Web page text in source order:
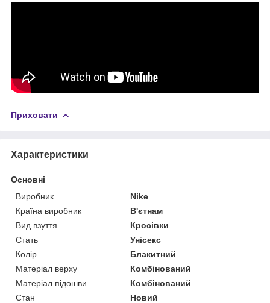
Приховати
Характеристики
Основні
Виробник
Nike
Країна виробник
В'єтнам
Вид взуття
Кросівки
Стать
Унісекс
Колір
Блакитний
Матеріал верху
Комбінований
Матеріал підошви
Комбінований
Стан
Новий